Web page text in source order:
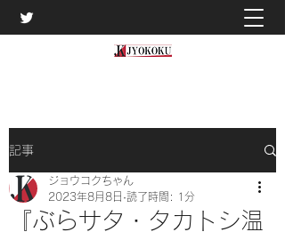
記事
『ぶらサタ・タカトシ温
ジョウコクちゃん
2023年8月8日 読了時間: 1分